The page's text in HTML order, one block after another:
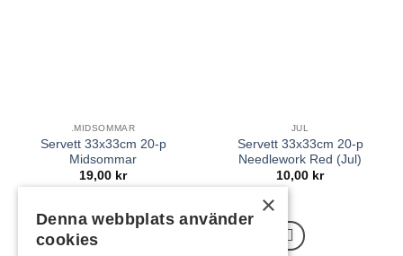
.MIDSOMMAR
Servett 33x33cm 20-p
Midsommar
19,00 kr
JUL
Servett 33x33cm 20-p
Needlework Red (Jul)
10,00 kr
×
Denna webbplats använder
cookies